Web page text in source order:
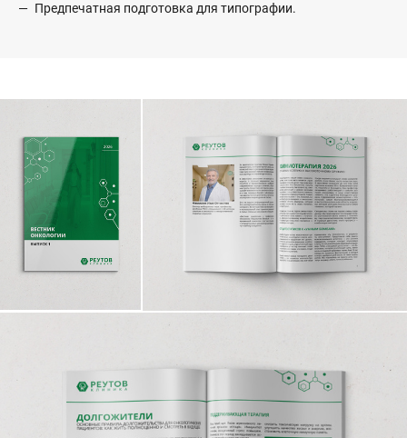
Предпечатная подготовка для типографии.